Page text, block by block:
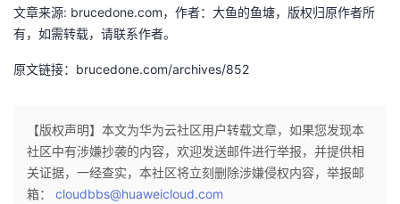
文章来源: brucedone.com，作者：大鱼的鱼塘，版权归原作者所
有，如需转载，请联系作者。
原文链接：brucedone.com/archives/852
【版权声明】本文为华为云社区用户转载文章，如果您发现本
社区中有涉嫌抄袭的内容，欢迎发送邮件进行举报，并提供相
关证据，一经查实，本社区将立刻删除涉嫌侵权内容，举报邮
箱： cloudbbs@huaweicloud.com